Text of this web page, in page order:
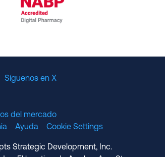
Síguenos en X
del mercado
Ayuda Cookie Settings
Strategic Development, Inc.